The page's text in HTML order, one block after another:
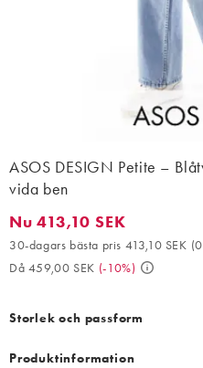
ASOS DESIGN Petite –
vida ben
Nu 413,10 SEK. 30-dagars
Nu 413,10 SEK
30-dagars bästa pris 413,10 SEK (
Då 459,00 SEK (-10%)
Storlek och passform
Produktinformation